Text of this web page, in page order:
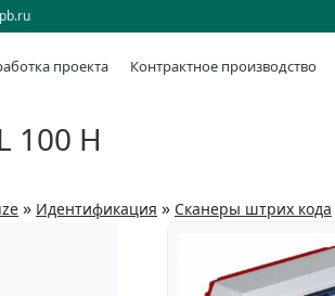
проекта Контрактное производство
100 H
» Идентификация » Сканеры штрих кода